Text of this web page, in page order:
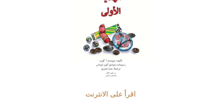
اقرأ على الانترنت